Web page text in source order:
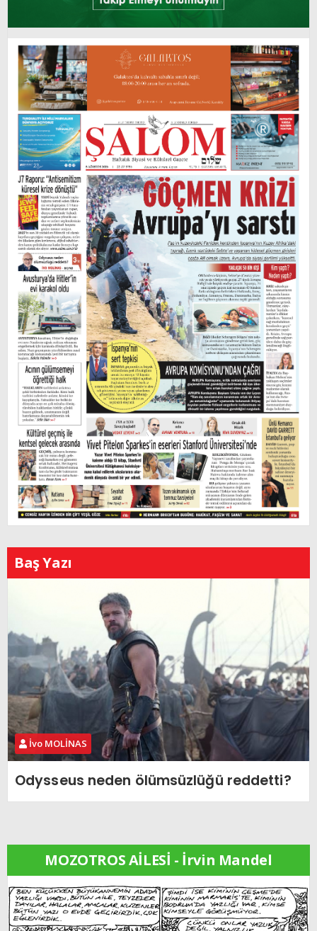
Baş Yazı
İvo MOLİNAS
Odysseus neden ölümsüzlüğü reddetti?
MOZOTROS AİLESİ - İrvin Mandel